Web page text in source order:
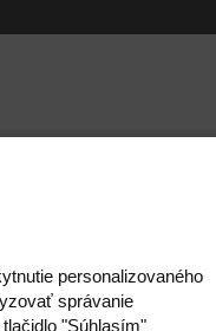
personalizovaného
správanie
"Súhlasím"